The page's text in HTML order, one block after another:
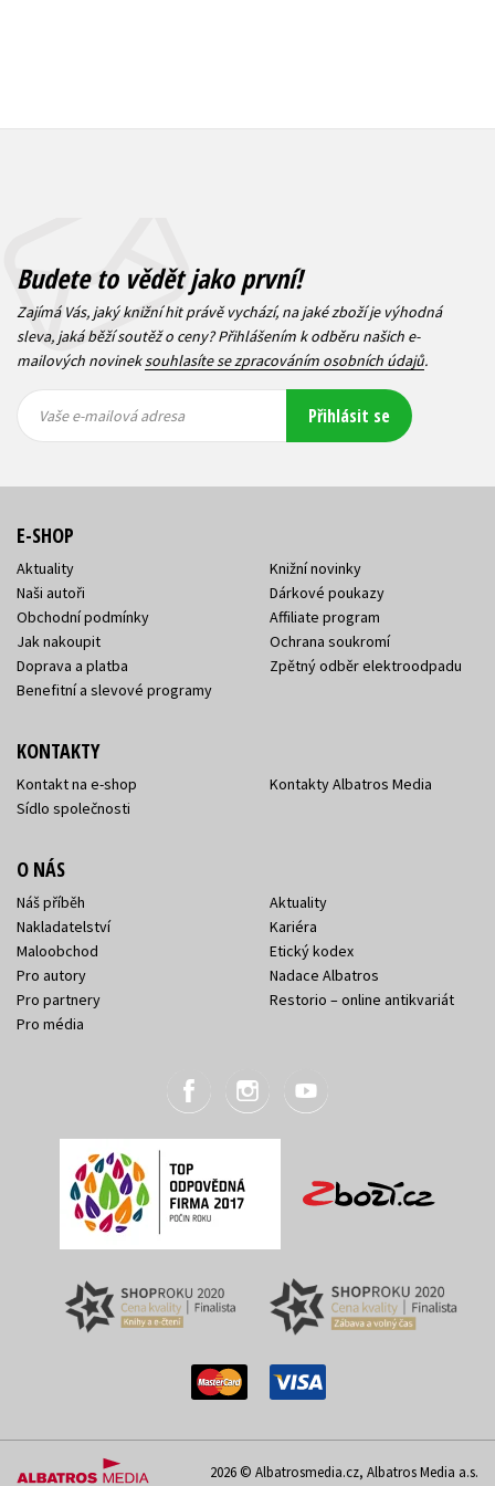
Budete to vědět jako první!
Zajímá Vás, jaký knižní hit právě vychází, na jaké zboží je výhodná
sleva, jaká běží soutěž o ceny? Přihlášením k odběru našich e-
mailových novineksouhlasíte se zpracováním osobních údajů.
mailová
mailová
Vaše e-mailová adresa Přihlásit se
E-SHOP
Aktuality
Naši autoři
Obchodní podmínky
Jak nakoupit
Doprava a platba
Benefitní a slevové programy
Knižní novinky
Dárkové poukazy
Affiliate program
Ochrana soukromí
Zpětný odběr elektroodpadu
KONTAKTY
Kontakt na e-shop
Sídlo společnosti
Kontakty Albatros Media
O NÁS
Náš příběh
Nakladatelství
Maloobchod
Pro autory
Pro partnery
Pro média
Aktuality
Kariéra
Etický kodex
Nadace Albatros
Restorio – online antikvariát
2026 © Albatrosmedia.cz, Albatros Media a.s.